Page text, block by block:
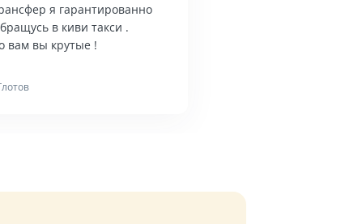
я гарантированно
в киви такси .
вам вы крутые !